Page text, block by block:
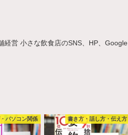
営 小さな飲食店のSNS、HP、Google
パソコン関係 書き方・話し方・伝え方